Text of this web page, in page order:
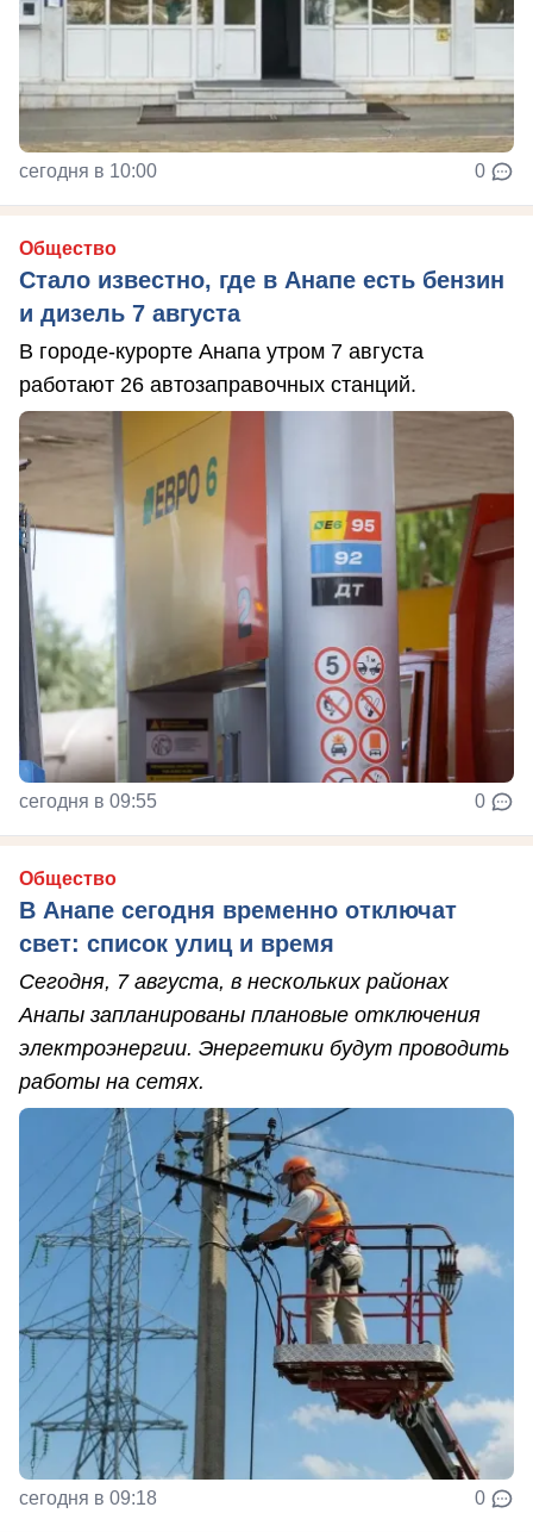
сегодня в 10:00 0
Общество
Стало известно, где в Анапе есть бензин
и дизель 7 августа
В городе-курорте Анапа утром 7 августа
работают 26 автозаправочных станций.
сегодня в 09:55 0
Общество
В Анапе сегодня временно отключат
свет: список улиц и время
Сегодня, 7 августа, в нескольких районах
Анапы запланированы плановые отключения
электроэнергии. Энергетики будут проводить
работы на сетях.
сегодня в 09:18 0